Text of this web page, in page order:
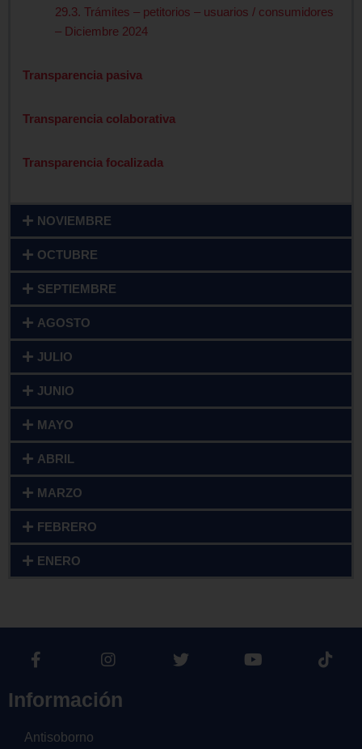
29.3. Trámites – petitorios – usuarios / consumidores
– Diciembre 2024
Transparencia pasiva
Transparencia colaborativa
Transparencia focalizada
NOVIEMBRE
OCTUBRE
SEPTIEMBRE
AGOSTO
JULIO
JUNIO
MAYO
ABRIL
MARZO
FEBRERO
ENERO
Información
Antisoborno